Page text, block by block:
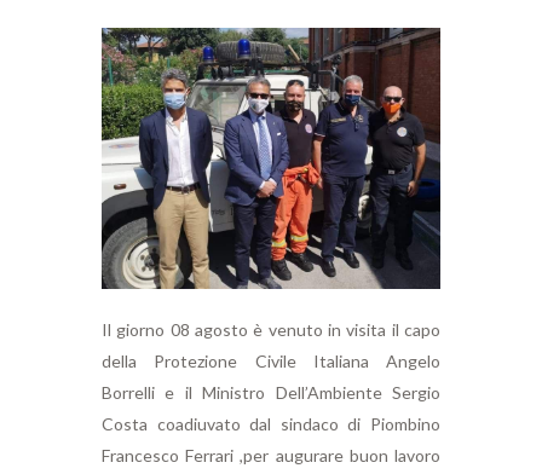
Il giorno 08 agosto è venuto in visita il capo
della Protezione Civile Italiana Angelo
Borrelli e il Ministro Dell’Ambiente Sergio
Costa coadiuvato dal sindaco di Piombino
Francesco Ferrari ,per augurare buon lavoro